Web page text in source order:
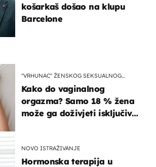
"VRHUNAC" ŽENSKOG SEKSUALNOG
Kako do vaginalnog
orgazma? Samo 18 % žena
može ga doživjeti isključivo
NOVO ISTRAŽIVANJE
Hormonska terapija u
košarkaš došao na klupu
Barcelone